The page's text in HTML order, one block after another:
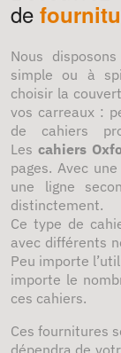
de
Nous
simple ou à
choisir la
vos carreaux :
de cahiers
Lescahiers
pages. Avec
une ligne
distinctement.
Ce type de
avec différents
Peu importe
importe le
ces cahiers.
Ces fournitures
dépendra de